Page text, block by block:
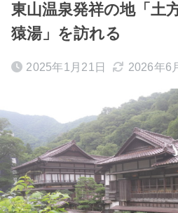
東山温泉発祥の地「土
猿湯」を訪れる
2025年1月21日 2026年6